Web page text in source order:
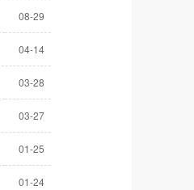
08-29
04-14
03-28
03-27
01-25
01-24